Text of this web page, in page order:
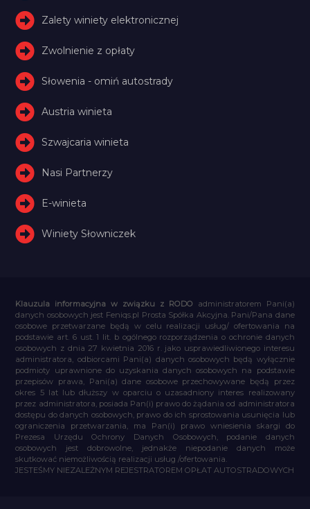
Zalety winiety elektronicznej
Zwolnienie z opłaty
Słowenia - omiń autostrady
Austria winieta
Szwajcaria winieta
Nasi Partnerzy
E-winieta
Winiety Słowniczek
Klauzula informacyjna w związku z RODO administratorem Pani(a)
danych osobowych jest Feniqs.pl Prosta Spółka Akcyjna. Pani/Pana dane
osobowe przetwarzane będą w celu realizacji usług/ ofertowania na
podstawie art. 6 ust. 1 lit. b ogólnego rozporządzenia o ochronie danych
osobowych z dnia 27 kwietnia 2016 r. jako usprawiedliwionego interesu
administratora, odbiorcami Pani(a) danych osobowych będą wyłącznie
podmioty uprawnione do uzyskania danych osobowych na podstawie
przepisów prawa, Pani(a) dane osobowe przechowywane będą przez
okres 5 lat lub dłuższy w oparciu o uzasadniony interes realizowany
przez administratora, posiada Pan(i) prawo do żądania od administratora
dostępu do danych osobowych, prawo do ich sprostowania usunięcia lub
ograniczenia przetwarzania, ma Pan(i) prawo wniesienia skargi do
Prezesa Urzędu Ochrony Danych Osobowych, podanie danych
osobowych jest dobrowolne, jednakże niepodanie danych może
skutkować niemożliwością realizacji usług /ofertowania.
JESTEŚMY NIEZALEŻNYM REJESTRATOREM OPŁAT AUTOSTRADOWYCH